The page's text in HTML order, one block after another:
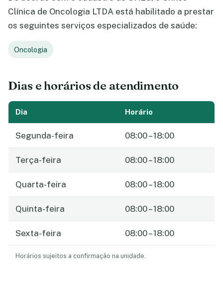
Clínica de Oncologia LTDA está habilitado a prestar
os seguintes serviços especializados de saúde:
Oncologia
Dias e horários de atendimento
Dia Horário
Segunda-feira 08:00 – 18:00
Terça-feira 08:00 – 18:00
Quarta-feira 08:00 – 18:00
Quinta-feira 08:00 – 18:00
Sexta-feira 08:00 – 18:00
Horários sujeitos a confirmação na unidade.